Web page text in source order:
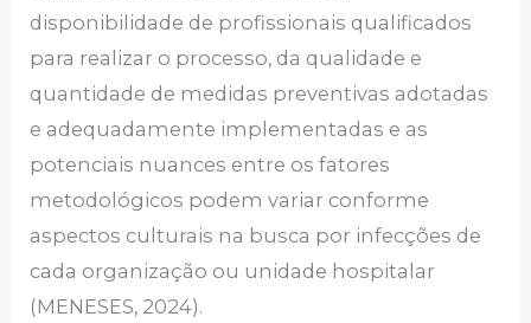
disponibilidade de profissionais qualificados
para realizar o processo, da qualidade e
quantidade de medidas preventivas adotadas
e adequadamente implementadas e as
potenciais nuances entre os fatores
metodológicos podem variar conforme
aspectos culturais na busca por infecções de
cada organização ou unidade hospitalar
(MENESES, 2024).